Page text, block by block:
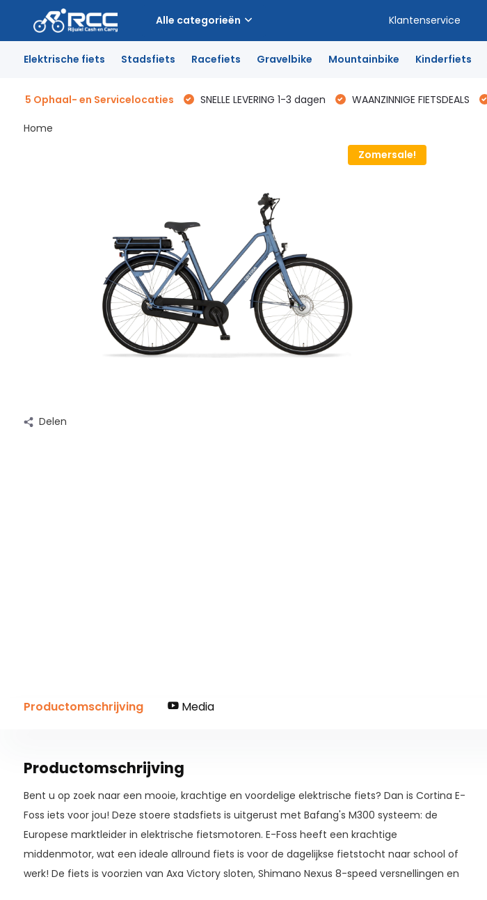
Alle categorieën Klantenservice
Elektrische fiets Stadsfiets Racefiets Gravelbike Mountainbike Kinderfiets
5 Ophaal- en Servicelocaties SNELLE LEVERING 1-3 dagen WAANZINNIGE FIETSDEALS
Home
Zomersale!
Delen
Productomschrijving Media
Productomschrijving
Bent u op zoek naar een mooie, krachtige en voordelige elektrische fiets? Dan is Cortina E-
Foss iets voor jou! Deze stoere stadsfiets is uitgerust met Bafang's M300 systeem: de
Europese marktleider in elektrische fietsmotoren. E-Foss heeft een krachtige
middenmotor, wat een ideale allround fiets is voor de dagelijkse fietstocht naar school of
werk! De fiets is voorzien van Axa Victory sloten, Shimano Nexus 8-speed versnellingen en